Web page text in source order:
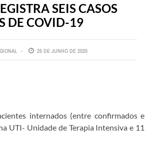
SEIS CASOS
DE COVID-19
26 DE JUNHO DE 2020
internados (entre confirmados e
UTI- Unidade de Terapia Intensiva e 11